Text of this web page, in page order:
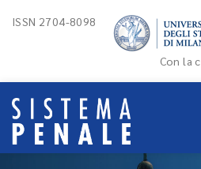
ISSN 2704-8098
Con la